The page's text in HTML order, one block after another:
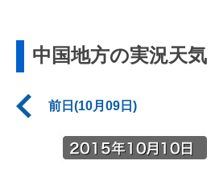
中国地方の実況天気
前日(10月09日)